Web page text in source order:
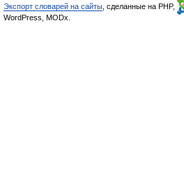
Экспорт словарей на сайты , сделанные на PHP,
WordPress, MODx.